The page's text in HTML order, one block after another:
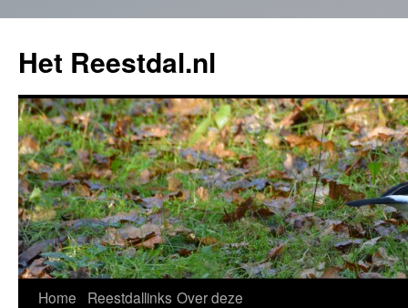
Het Reestdal.nl
Skip
Home Reestdallinks Over deze